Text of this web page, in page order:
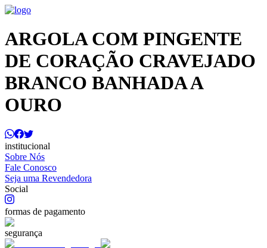
ARGOLA COM PINGENTE
DE CORAÇÃO CRAVEJADO
BRANCO BANHADA A
OURO
institucional
Sobre Nós
Fale Conosco
Seja uma Revendedora
Social
formas de pagamento
segurança